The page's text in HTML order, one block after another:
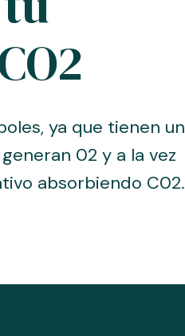
ya que tienen un
02 y a la vez
absorbiendo C02.